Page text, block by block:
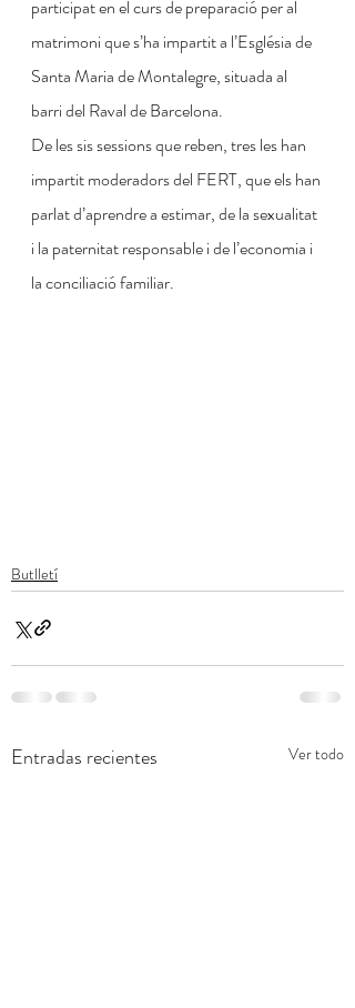
participat en el curs de preparació per al
matrimoni que s’ha impartit a l’Església de
Santa Maria de Montalegre, situada al
barri del Raval de Barcelona.
De les sis sessions que reben, tres les han
impartit moderadors del FERT, que els han
parlat d’aprendre a estimar, de la sexualitat
i la paternitat responsable i de l’economia i
la conciliació familiar.
Butlletí
Entradas recientes Ver todo